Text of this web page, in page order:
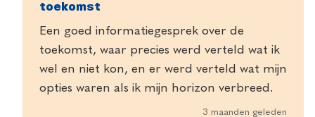
toekomst
Een goed informatiegesprek over de
toekomst, waar precies werd verteld wat ik
wel en niet kon, en er werd verteld wat mijn
opties waren als ik mijn horizon verbreed.
3 maanden geleden